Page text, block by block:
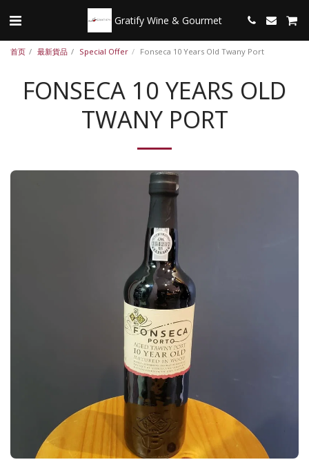
Gratify Wine & Gourmet
首页 最新貨品 Special Offer Fonseca 10 Years Old Twany Port
FONSECA 10 YEARS OLD
TWANY PORT